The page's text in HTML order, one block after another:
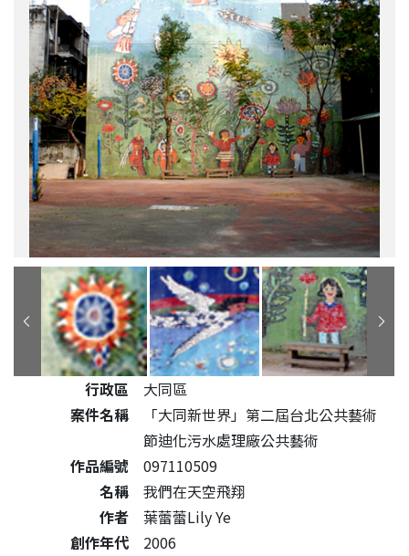
公共藝術作品詳細資料
行政區
大同區
案件名稱
「大同新世界」第二屆台北公共藝術
節迪化污水處理廠公共藝術
作品編號
097110509
名稱
我們在天空飛翔
作者
葉蕾蕾Lily Ye
創作年代
2006